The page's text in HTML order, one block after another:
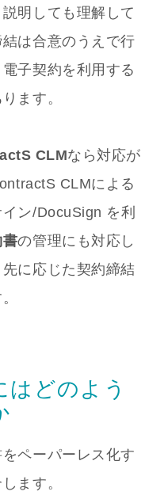
明しても理解して
は合意のうえで行
子契約を利用する
ます。
CLMなら対応が
CLMによる
ン/DocuSign を利
書の管理にも対応し
に応じた契約締結
はどのよう
ペーパーレス化す
ます。